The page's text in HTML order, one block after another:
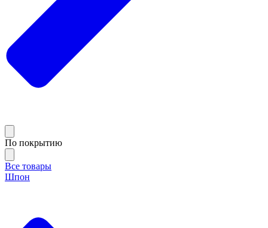
По покрытию
Все товары
Шпон